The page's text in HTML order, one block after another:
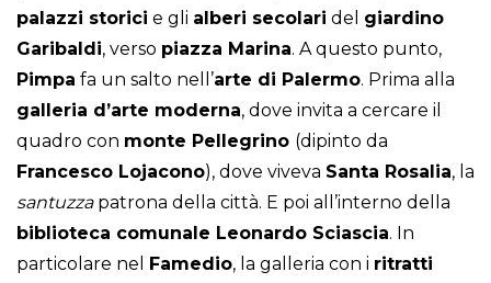
palazzi storici e gli alberi secolari del giardino
Garibaldi, verso piazza Marina. A questo punto,
Pimpa fa un salto nell’arte di Palermo. Prima alla
galleria d’arte moderna, dove invita a cercare il
quadro con monte Pellegrino (dipinto da
Francesco Lojacono), dove viveva Santa Rosalia, la
santuzzapatrona della città. E poi all’interno della
biblioteca comunale Leonardo Sciascia. In
particolare nel
Famedio, la galleria con i ritratti